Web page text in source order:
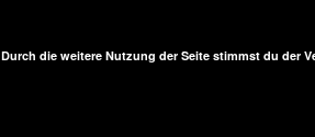
Durch die weitere Nutzung der Seite stimmst du der